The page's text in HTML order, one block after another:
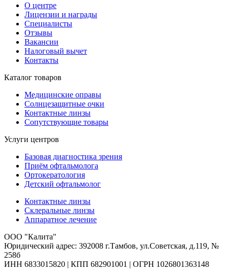
О центре
Лицензии и награды
Специалисты
Отзывы
Вакансии
Налоговый вычет
Контакты
Каталог товаров
Медицинские оправы
Солнцезащитные очки
Контактные линзы
Сопутствующие товары
Услуги центров
Базовая диагностика зрения
Приём офтальмолога
Ортокератология
Детский офтальмолог
Контактные линзы
Склеральные линзы
Аппаратное лечение
ООО "Калита"
Юридический адрес: 392008 г.Тамбов, ул.Советская, д.119, №
258б
ИНН 6833015820 | КПП 682901001 | ОГРН 1026801363148